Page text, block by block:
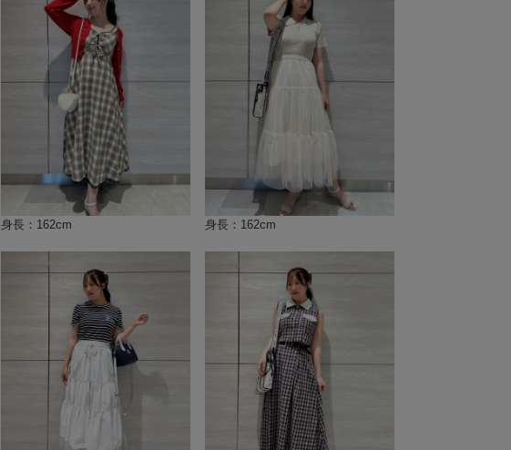
身長：162cm 身長：162cm